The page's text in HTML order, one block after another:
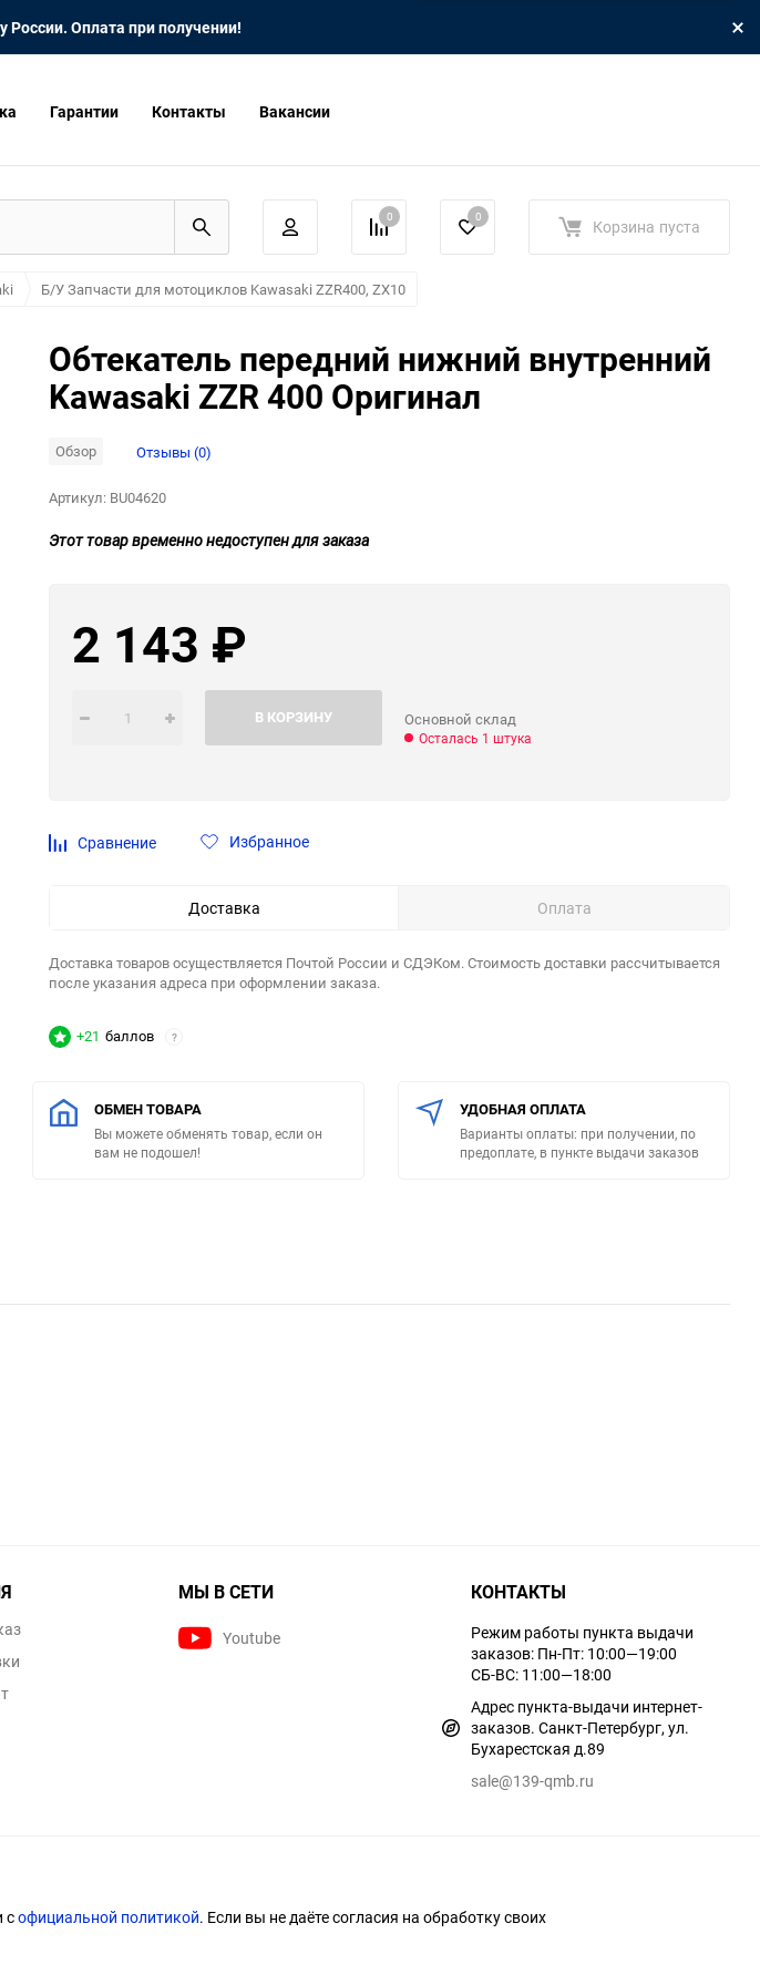
России. Оплата при получении!
Гарантии Контакты Вакансии
0 0 Корзина пуста
Б/У Запчасти для мотоциклов Kawasaki ZZR400, ZX10
Обтекатель передний нижний внутренний
Kawasaki ZZR 400 Оригинал
Обзор Отзывы (0)
Артикул: BU04620
Этот товар временно недоступен для заказа
2 143 ₽
В КОРЗИНУ Основной склад
Осталась 1 штука
Сравнение Избранное
Доставка Оплата
Доставка товаров осуществляется Почтой России и СДЭКом. Стоимость доставки рассчитывается
после указания адреса при оформлении заказа.
+21 баллов ?
ОБМЕН ТОВАРА
Вы можете обменять товар, если он
вам не подошел!
УДОБНАЯ ОПЛАТА
Варианты оплаты: при получении, по
предоплате, в пункте выдачи заказов
МЫ В СЕТИ
Youtube
КОНТАКТЫ
Режим работы пункта выдачи
заказов: Пн-Пт: 10:00—19:00
СБ-ВС: 11:00—18:00
Адрес пункта-выдачи интернет-
заказов. Санкт-Петербург, ул.
Бухарестская д.89
sale@139-qmb.ru
софициальной политикой. Если вы не даёте согласия на обработку своих